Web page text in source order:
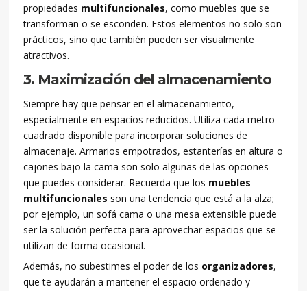
propiedades multifuncionales, como muebles que se
transforman o se esconden. Estos elementos no solo son
prácticos, sino que también pueden ser visualmente
atractivos.
3. Maximización del almacenamiento
Siempre hay que pensar en el almacenamiento,
especialmente en espacios reducidos. Utiliza cada metro
cuadrado disponible para incorporar soluciones de
almacenaje. Armarios empotrados, estanterías en altura o
cajones bajo la cama son solo algunas de las opciones
que puedes considerar. Recuerda que los muebles
multifuncionales son una tendencia que está a la alza;
por ejemplo, un sofá cama o una mesa extensible puede
ser la solución perfecta para aprovechar espacios que se
utilizan de forma ocasional.
Además, no subestimes el poder de los organizadores,
que te ayudarán a mantener el espacio ordenado y